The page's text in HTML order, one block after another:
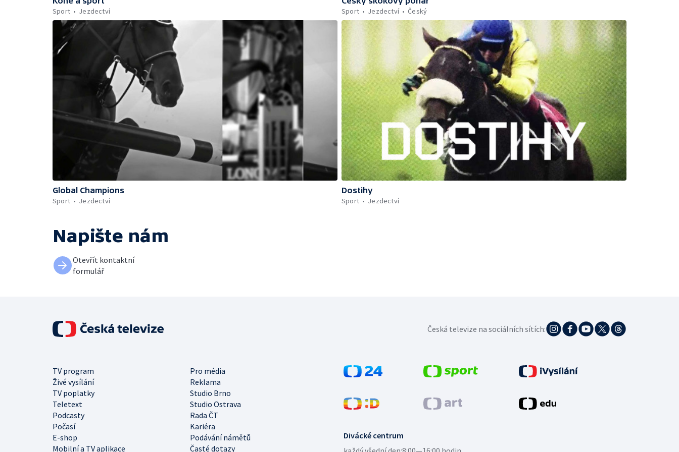
Sport
Jezdectví
Sport
Jezdectví Český
Global Champions
Sport
Jezdectví
Dostihy
Sport
Jezdectví
Napište nám
Otevřít kontaktní
formulář
Divácké centrum
TV program
Pro média
Živé vysílání
Reklama
TV poplatky
Studio Brno
Teletext
Studio Ostrava
Podcasty
Rada ČT
Počasí
Kariéra
E-shop
Podávání námětů
Mobilní a TV aplikace
Časté dotazy
Česká televize na sociálních sítích: